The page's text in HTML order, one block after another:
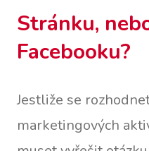
Stránku,
Facebooku?
Jestliže se
marketingových